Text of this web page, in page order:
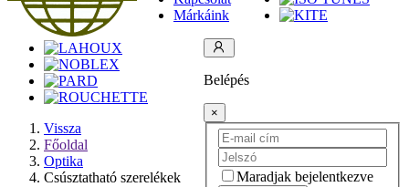
Márkáink
Belépés
×
Maradjak bejelentkezve
Vissza
Főoldal
Optika
Csúsztatható szerelékek